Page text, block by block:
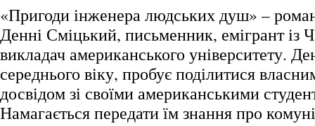
«Пригоди інженера людських душ» –
Денні Сміцький, письменник, емігрант із
викладач американського університету.
середнього віку, пробує поділитися
досвідом зі своїми американськими
Намагається передати їм знання про